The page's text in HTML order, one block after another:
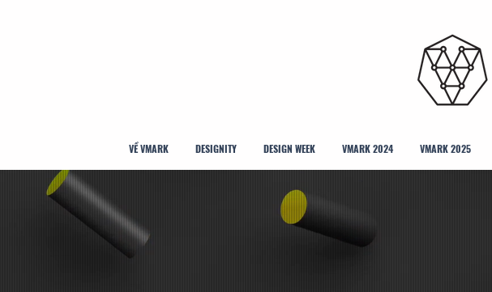
VỀ VMARK DESIGNITY DESIGN WEEK VMARK 2024 VMARK 2025